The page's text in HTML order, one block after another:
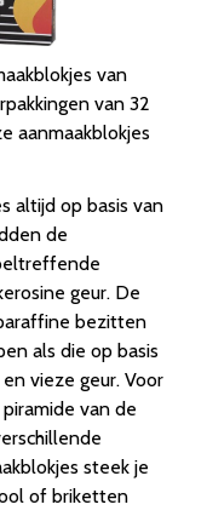
van
van 32
aanmaakblokjes
altijd op basis van
de
geur. De
bezitten
als die op basis
vieze geur. Voor
van de
steek je
of briketten